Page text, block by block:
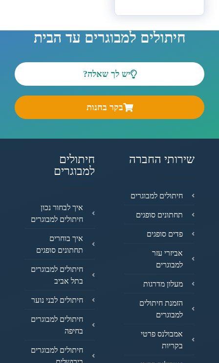
חיתולים למבוגרים עד הבית
יש לך שאלה?
בקר בחנות
שירותי החברה
חיתולים למבוגרים
תחתונים סופגים
פדים סופגים
אביזרי עזר
למבוגרים
מעלון מדרגות
הזמנת חיתולים
למבוגרים
אמבולנס פרטי
בקריות
חיתולים
למבוגרים
איך לבחור נכון
חיתולים למבוגרים
איך בוחרים
תחתונים סופגים
חיתולים למבוגרים
בתל אביב
חיתולים לבני נוער
חיתולים למבוגרים
בחיפה
חיתולים למבוגרים